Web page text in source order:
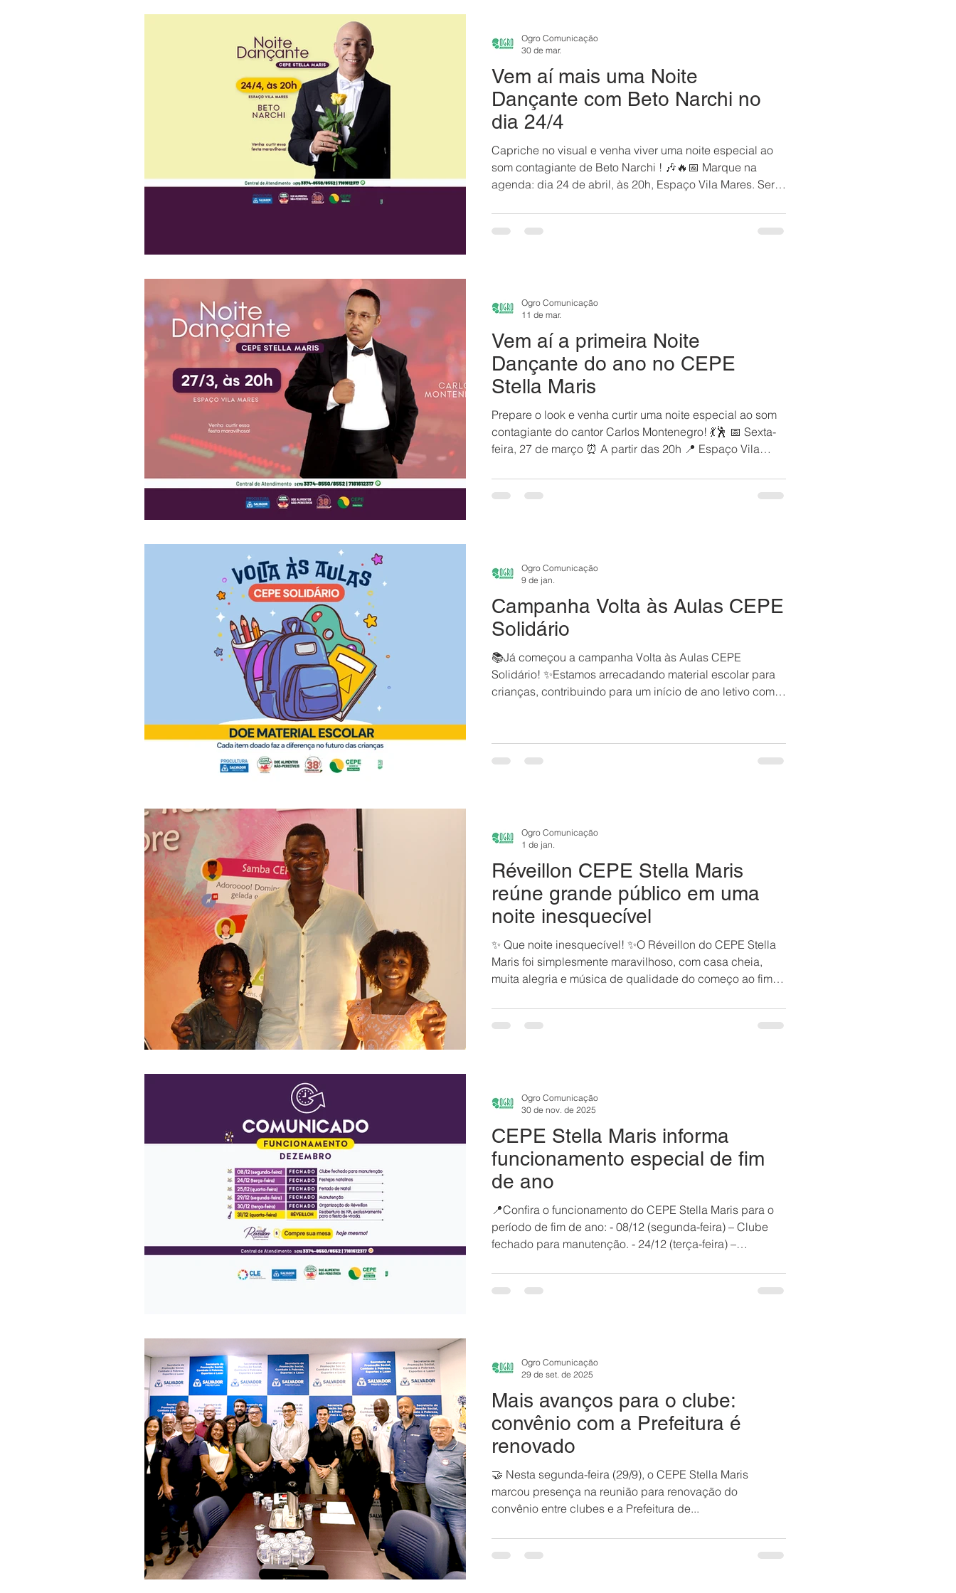
Vem aí mais uma Noite
Dançante com Beto Narchi no
dia 24/4
Capriche no visual e venha viver uma noite especial ao
som contagiante de Beto Narchi ! 🎶🔥📅 Marque na
agenda: dia 24 de abril, às 20h, Espaço Vila Mares. Será
animada, clima leve, muita dança e encontros especiais!
E se você é do time que não aguenta ficar parada, pode
Ogro Comunicação
30 de mar.
Vem aí a primeira Noite
Dançante do ano no CEPE
Stella Maris
Prepare o look e venha curtir uma noite especial ao som
contagiante do cantor Carlos Montenegro! 💃🕺 📅 Sexta-
feira, 27 de março ⏰ A partir das 20h 📍 Espaço Vila
clima animado que só o CEPE sabe proporcionar! E se
você é do time que não aguenta ficar parada, pode se
Ogro Comunicação
11 de mar.
Campanha Volta às Aulas CEPE
Solidário
📚Já começou a campanha Volta às Aulas CEPE
Solidário! ✨Estamos arrecadando material escolar para
crianças, contribuindo para um início de ano letivo com
Stella Maris. Cada item doado faz a diferença no
desenvolvimento e no futuro das nossas crianças.
Ogro Comunicação
9 de jan.
Réveillon CEPE Stella Maris
reúne grande público em uma
noite inesquecível
✨ Que noite inesquecível! ✨O Réveillon do CEPE Stella
Maris foi simplesmente maravilhoso, com casa cheia,
muita alegria e música de qualidade do começo ao fim.
Côr , trazendo uma mistura contagiante de ritmos. Em
seguida, o projeto Autorais brilhou com autoridade,
Ogro Comunicação
1 de jan.
CEPE Stella Maris informa
funcionamento especial de fim
de ano
📍Confira o funcionamento do CEPE Stella Maris para o
período de fim de ano: - 08/12 (segunda-feira) – Clube
fechado para manutenção. - 24/12 (terça-feira) –
25/12 (quarta-feira) – Clube fechado em razão do feriado
de Natal. - 29/12 (segunda-feira) – Clube fechado para
Ogro Comunicação
30 de nov. de 2025
Mais avanços para o clube:
convênio com a Prefeitura é
renovado
🤝 Nesta segunda-feira (29/9), o CEPE Stella Maris
marcou presença na reunião para renovação do
convênio entre clubes e a Prefeitura de...
Ogro Comunicação
29 de set. de 2025